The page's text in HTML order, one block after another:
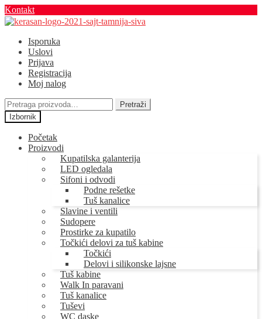
Kontakt
Preskoči
navigaciju
Skoči
sadržajIsporuka
Uslovi
Prijava
Registracija
Moj nalog
Pretraga
za:
Pretraži
Izbornik
Početak
Proizvodi
Kupatilska galanterija
LED ogledala
Sifoni i odvodi
Podne rešetke
Tuš kanalice
Slavine i ventili
Sudopere
Prostirke za kupatilo
Točkići delovi za tuš kabine
Točkići
Delovi i silikonske lajsne
Tuš kabine
Walk In paravani
Tuš kanalice
Tuševi
WC daske